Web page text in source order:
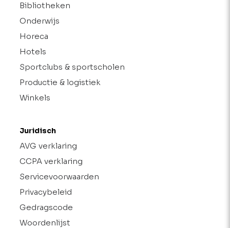
Bibliotheken
Onderwijs
Horeca
Hotels
Sportclubs & sportscholen
Productie & logistiek
Winkels
Juridisch
AVG verklaring
CCPA verklaring
Servicevoorwaarden
Privacybeleid
Gedragscode
Woordenlijst